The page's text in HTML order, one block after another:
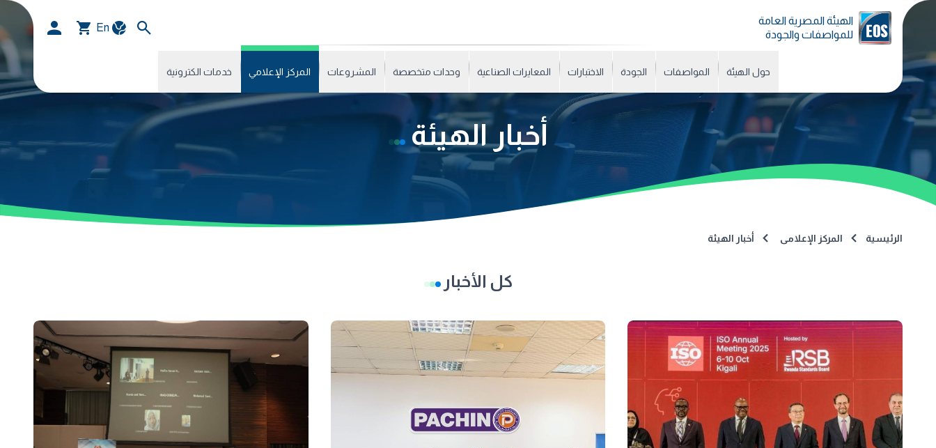
الهيئة المصرية العامة
للمواصفات والجودة
En
حول الهيئة المواصفات الجودة الاختبارات المعايرات الصناعية وحدات متخصصة المشروعات المركز الإعلامي خدمات الكترونية
أخبار الهيئة
الرئيسية المركز الإعلامى أخبار الهيئة
كل الأخبار